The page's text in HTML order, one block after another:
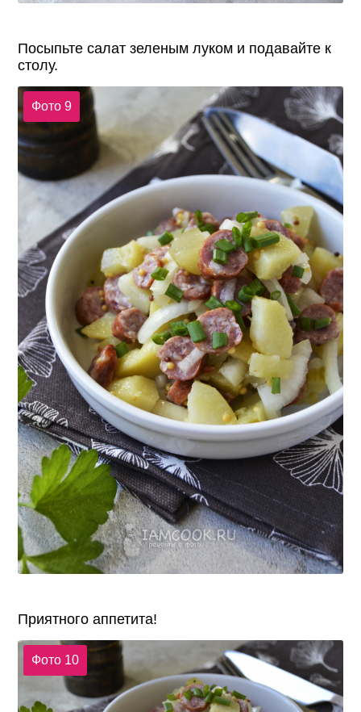
Посыпьте салат зеленым луком и подавайте к
столу.
Фото 9
Приятного аппетита!
Фото 10